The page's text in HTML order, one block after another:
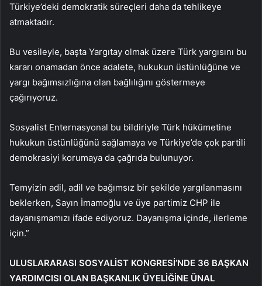
Türkiye’deki demokratik süreçleri daha da tehlikeye
atmaktadır.
Bu vesileyle, başta Yargıtay olmak üzere Türk yargısını bu
kararı onamadan önce adalete, hukukun üstünlüğüne ve
yargı bağımsızlığına olan bağlılığını göstermeye
çağırıyoruz.
Sosyalist Enternasyonal bu bildiriyle Türk hükümetine
hukukun üstünlüğünü sağlamaya ve Türkiye’de çok partili
demokrasiyi korumaya da çağrıda bulunuyor.
Temyizin adil, adil ve bağımsız bir şekilde yargılanmasını
beklerken, Sayın İmamoğlu ve üye partimiz CHP ile
dayanışmamızı ifade ediyoruz. Dayanışma içinde, ilerleme
için.”
ULUSLARARASI SOSYALİST KONGRESİ’NDE 36 BAŞKAN
YARDIMCISI OLAN BAŞKANLIK ÜYELİĞİNE ÜNAL